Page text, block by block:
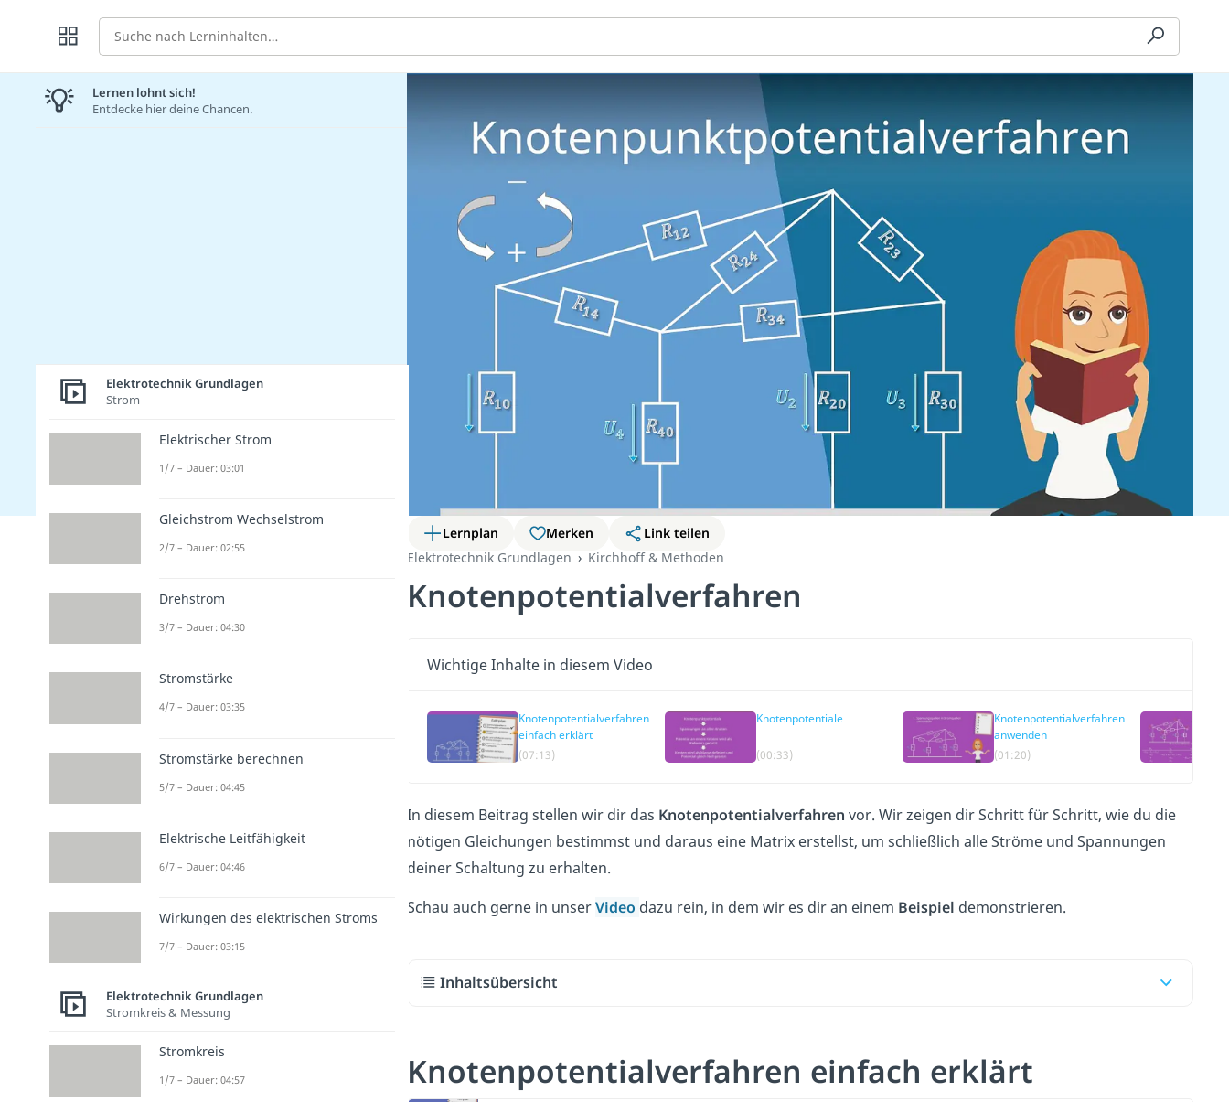
Suche
Lernplan Merken
Link teilen
Elektrotechnik Grundlagen
Kirchhoff & Methoden
Knotenpotentialverfahren
Wichtige Inhalte in diesem Video
Knotenpotentialverfahren
einfach erklärt
(07:13)
Knotenpotentiale
(00:33)
Knotenpotentialverfahren
anwenden
(01:20)
In diesem Beitrag stellen wir dir das Knotenpotentialverfahren vor. Wir zeigen dir Schritt für Schritt, wie du die
nötigen Gleichungen bestimmst und daraus eine Matrix erstellst, um schließlich alle Ströme und Spannungen
deiner Schaltung zu erhalten.
Schau auch gerne in unserVideo dazu rein, in dem wir es dir an einem Beispiel demonstrieren.
Inhaltsübersicht
Knotenpotentialverfahren einfach erklärt
Lernen lohnt sich!
Entdecke hier deine Chancen.
Elektrotechnik Grundlagen
Strom
Elektrischer Strom
1/7 – Dauer: 03:01
Gleichstrom Wechselstrom
2/7 – Dauer: 02:55
Drehstrom
3/7 – Dauer: 04:30
Stromstärke
4/7 – Dauer: 03:35
Stromstärke berechnen
5/7 – Dauer: 04:45
Elektrische Leitfähigkeit
6/7 – Dauer: 04:46
Wirkungen des elektrischen Stroms
7/7 – Dauer: 03:15
Elektrotechnik Grundlagen
Stromkreis & Messung
Stromkreis
1/7 – Dauer: 04:57